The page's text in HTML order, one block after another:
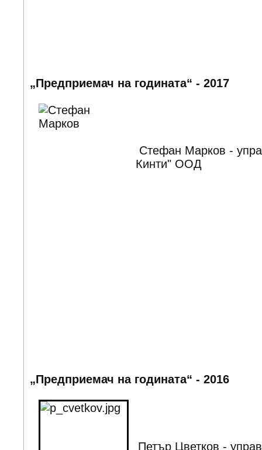
„Предприемач на годината“ - 2017
Стефан Марков -
Кинти" ООД
„Предприемач на годината“ - 2016
Петър Цветков -